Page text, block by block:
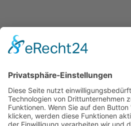
Hausärtzliche Praxis
Dr. Sonfalvi und Dr. Vardanyan
Morlaixplatz 27
52146 Würselen